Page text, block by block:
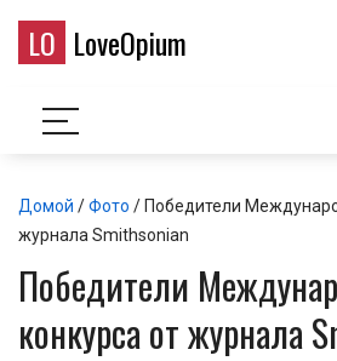
LO LoveOpium
Домой /Фото / Победители
журнала Smithsonian
Победители
конкурса от журнала